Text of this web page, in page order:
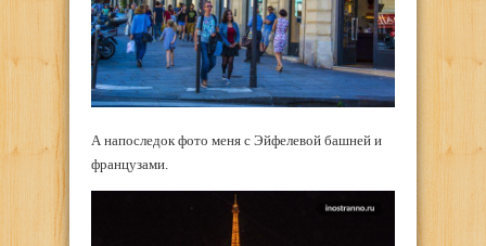
А напоследок фото меня с Эйфелевой башней и
французами.